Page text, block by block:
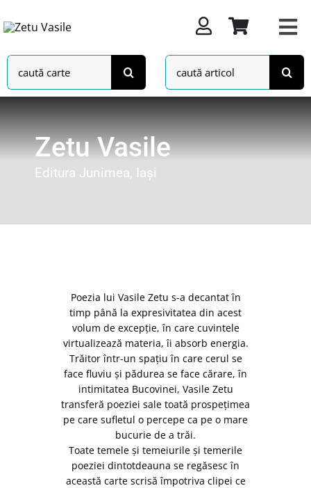
to
Search
for:
Search
for:
Zetu Vasile
Editura Junimea, Iași
Poezia lui Vasile Zetu s-a decantat în
timp până la expresivitatea din acest
volum de excepție, în care cuvintele
virtualizează materia, îi absorb energia.
Trăitor într-un spațiu în care cerul se
face fluviu și pădurea se face cărare, în
intimitatea Bucovinei, Vasile Zetu
transferă poeziei sale toată prospețimea
pe care sufletul o percepe ca pe o mare
bucurie de a trăi.
Toate temele și temeiurile și temerile
poeziei dintotdeauna se regăsesc în
această carte scrisă împotriva clipei ce